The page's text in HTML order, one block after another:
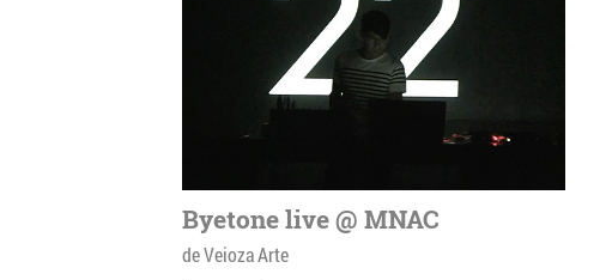
Byetone live @ MNAC
de Veioza Arte